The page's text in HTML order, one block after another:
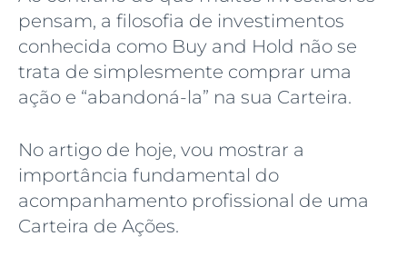
pensam, a filosofia de investimentos
conhecida como Buy and Hold não se
trata de simplesmente comprar uma
ação e “abandoná-la” na sua Carteira.
No artigo de hoje, vou mostrar a
importância fundamental do
acompanhamento profissional de uma
Carteira de Ações.